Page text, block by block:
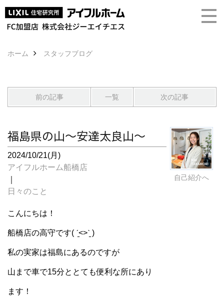
ホーム スタッフブログ
前の記事 一覧 次の記事
自己紹介へ
福島県の山〜安達太良山〜
2024/10/21(月)
アイフルホーム船橋店
日々のこと
こんにちは！
船橋店の高守です( ˊ̱˂˃ˋ̱ )
私の実家は福島にあるのですが
山まで車で15分ととても便利な所にあり
ます！